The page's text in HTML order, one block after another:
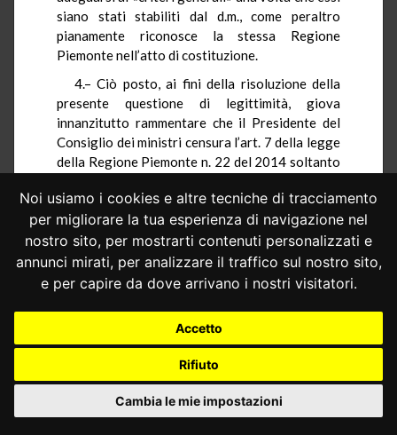
Noi usiamo i cookies e altre tecniche di tracciamento
per migliorare la tua esperienza di navigazione nel
nostro sito, per mostrarti contenuti personalizzati e
annunci mirati, per analizzare il traffico sul nostro sito,
e per capire da dove arrivano i nostri visitatori.
Accetto
Rifiuto
Cambia le mie impostazioni
siano stati stabiliti dal d.m., come peraltro
pianamente riconosce la stessa Regione
Piemonte nell’atto di costituzione.
4.– Ciò posto, ai fini della risoluzione della
presente questione di legittimità, giova
innanzitutto rammentare che il Presidente del
Consiglio dei ministri censura l’art. 7 della legge
della Regione Piemonte n. 22 del 2014 soltanto
esclusiva statale in materia di «tutela della
concorrenza». Conseguentemente, è
indispensabile verificare, in considerazione di
quanto si è detto sinora, se con la disposizione
censurata la Regione Piemonte ha provveduto
competenza nella materia «produzione,
trasporto e distribuzione nazionale dell’energia»
la determinazione dei loro «valori massimi» –
invadendo in tal modo la competenza esclusiva